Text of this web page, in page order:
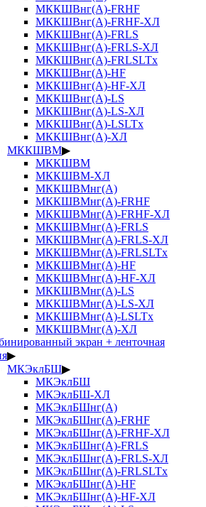
МККШВнг(А)-FRHF
МККШВнг(А)-FRHF-ХЛ
МККШВнг(А)-FRLS
МККШВнг(А)-FRLS-ХЛ
МККШВнг(А)-FRLSLTx
МККШВнг(А)-HF
МККШВнг(А)-HF-ХЛ
МККШВнг(А)-LS
МККШВнг(А)-LS-ХЛ
МККШВнг(А)-LSLTx
МККШВнг(А)-ХЛ
МККШВМ▶
МККШВМ
МККШВМ-ХЛ
МККШВМнг(А)
МККШВМнг(А)-FRHF
МККШВМнг(А)-FRHF-ХЛ
МККШВМнг(А)-FRLS
МККШВМнг(А)-FRLS-ХЛ
МККШВМнг(А)-FRLSLTx
МККШВМнг(А)-HF
МККШВМнг(А)-HF-ХЛ
МККШВМнг(А)-LS
МККШВМнг(А)-LS-ХЛ
МККШВМнг(А)-LSLTx
МККШВМнг(А)-ХЛ
экран + ленточная
▶
МКЭклБШ▶
МКЭклБШ
МКЭклБШ-ХЛ
МКЭклБШнг(А)
МКЭклБШнг(А)-FRHF
МКЭклБШнг(А)-FRHF-ХЛ
МКЭклБШнг(А)-FRLS
МКЭклБШнг(А)-FRLS-ХЛ
МКЭклБШнг(А)-FRLSLTx
МКЭклБШнг(А)-HF
МКЭклБШнг(А)-HF-ХЛ